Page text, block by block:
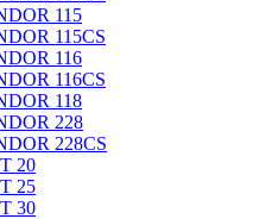
115
115CS
116
116CS
118
228
228CS
20
25
30